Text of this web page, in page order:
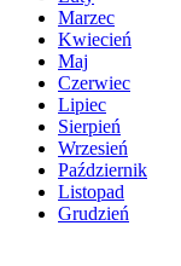
Marzec
Kwiecień
Maj
Czerwiec
Lipiec
Sierpień
Wrzesień
Październik
Listopad
Grudzień